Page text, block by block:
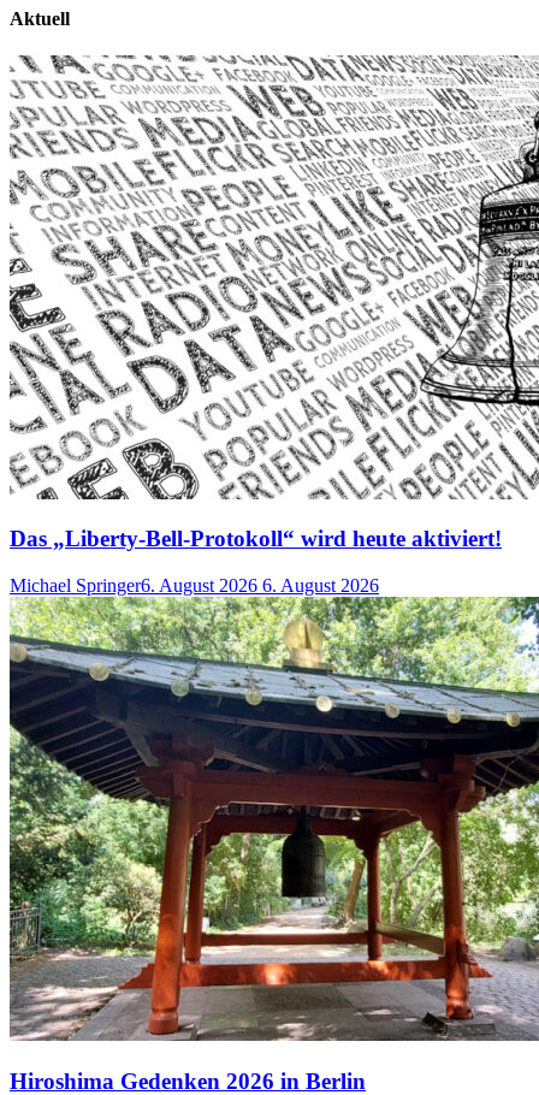
Aktuell
Das „Liberty-Bell-Protokoll“ wird heute aktiviert!
Michael Springer6. August 2026 6. August 2026
Hiroshima Gedenken 2026 in Berlin